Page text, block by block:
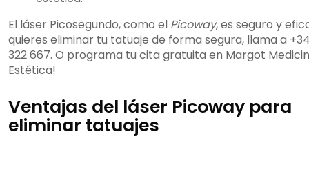
El láser Picosegundo, como el Picoway, es seguro y
quieres eliminar tu tatuaje de forma segura, llama a
322 667. O programa tu cita gratuita en Margot
Estética!
Ventajas del láser Picoway para
eliminar tatuajes